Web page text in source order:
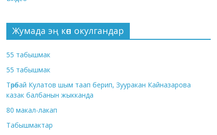
Жумада эң көп окулгандар
55 табышмак
55 табышмак
Төрөбай Кулатов шым таап берип, Зууракан Кайназарова
казак балбанын жыкканда
80 макал-лакап
Табышмактар